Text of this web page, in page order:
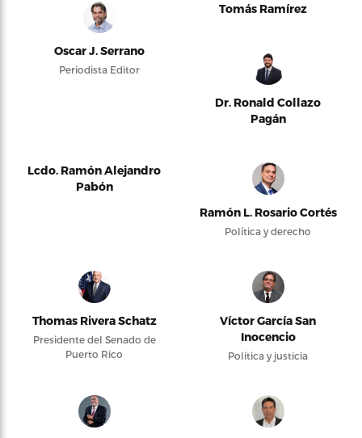
Oscar J. Serrano
Periodista Editor
Tomás Ramírez
Dr. Ronald Collazo
Pagán
Lcdo. Ramón Alejandro
Pabón
Ramón L. Rosario Cortés
Política y derecho
Thomas Rivera Schatz
Presidente del Senado de
Puerto Rico
Víctor García San
Inocencio
Política y justicia